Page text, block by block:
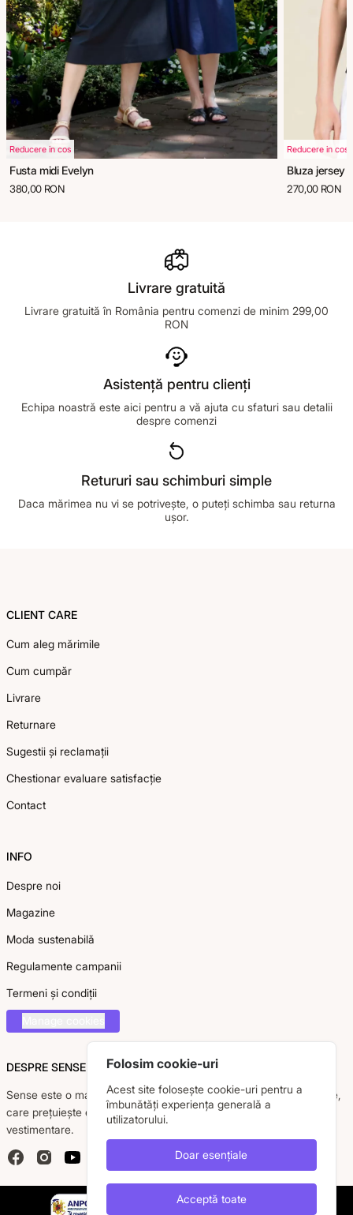
Reducere in cos
Fusta midi Evelyn
380,00 RON
Reducere in cos
Bluza jersey
270,00 RON
Livrare gratuită
Livrare gratuită în România pentru comenzi de minim 299,00
RON
Asistență pentru clienți
Echipa noastră este aici pentru a vă ajuta cu sfaturi sau detalii
despre comenzi
Retururi sau schimburi simple
Daca mărimea nu vi se potrivește, o puteți schimba sau returna
ușor.
CLIENT CARE
Cum aleg mărimile
Cum cumpăr
Livrare
Returnare
Sugestii și reclamații
Chestionar evaluare satisfacție
Contact
INFO
Despre noi
Magazine
Moda sustenabilă
Regulamente campanii
Termeni și condiții
DESPRE SENSE
Sense este o marcă românească dedicată femeii moderne, active,
care prețuiește eleganța, confortul și calitatea pieselor
vestimentare.
FacebookInstagramYouTube
Folosim cookie-uri
Acest site folosește cookie-uri pentru a
îmbunătăți experiența generală a
utilizatorului.
Doar esențiale
Acceptă toate